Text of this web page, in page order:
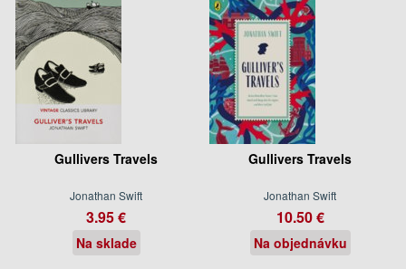
Gullivers Travels
Jonathan Swift
3.95 €
Na sklade
Gullivers Travels
Jonathan Swift
10.50 €
Na objednávku